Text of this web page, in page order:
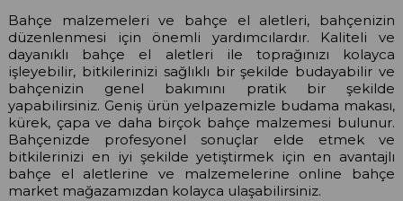
Bahçe malzemeleri ve bahçe el aletleri, bahçenizin
düzenlenmesi için önemli yardımcılardır. Kaliteli ve
dayanıklı bahçe el aletleri ile toprağınızı kolayca
işleyebilir, bitkilerinizi sağlıklı bir şekilde budayabilir ve
bahçenizin genel bakımını pratik bir şekilde
yapabilirsiniz. Geniş ürün yelpazemizle budama makası,
kürek, çapa ve daha birçok bahçe malzemesi bulunur.
Bahçenizde profesyonel sonuçlar elde etmek ve
bitkilerinizi en iyi şekilde yetiştirmek için en avantajlı
bahçe el aletlerine ve malzemelerine online bahçe
market mağazamızdan kolayca ulaşabilirsiniz.